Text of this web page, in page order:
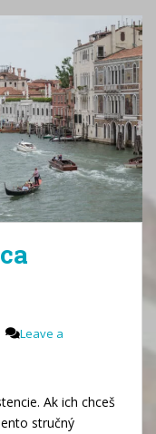
Leave a
Ak ich chceš
stručný